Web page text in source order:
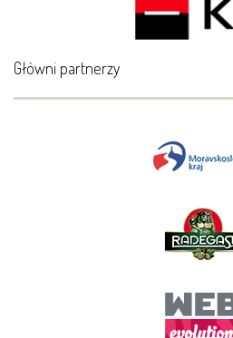
Główni partnerzy